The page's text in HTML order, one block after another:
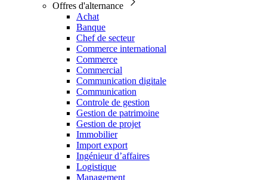
Offres d'alternance
Achat
Banque
Chef de secteur
Commerce international
Commerce
Commercial
Communication digitale
Communication
Controle de gestion
Gestion de patrimoine
Gestion de projet
Immobilier
Import export
Ingénieur d’affaires
Logistique
Management